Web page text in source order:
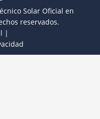
Solar Oficial en
reservados.
|